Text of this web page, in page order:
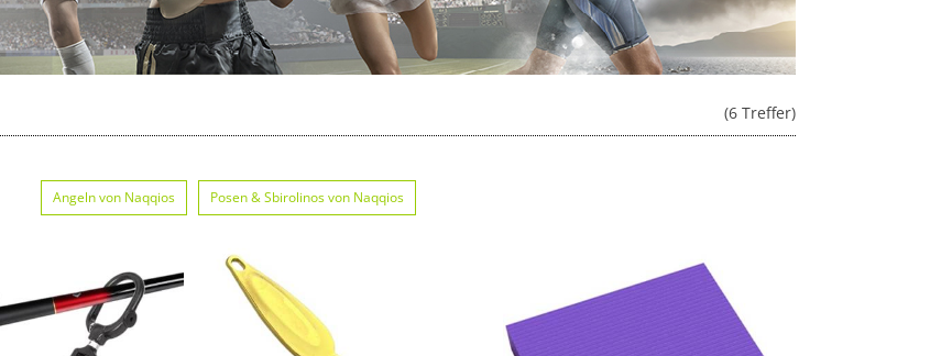
(6 Treffer)
Angeln von Naqqios Posen & Sbirolinos von Naqqios